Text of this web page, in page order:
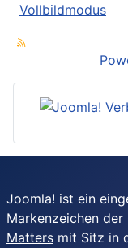
Vollbildmodus
Joomla! ist ein
Markenzeichen der
Matters mit Sitz in